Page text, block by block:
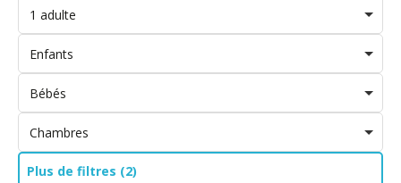
1 adulte
Enfants
Bébés
Chambres
Plus de filtres (2)